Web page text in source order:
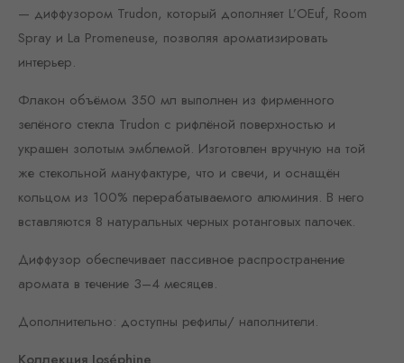
— диффузором Trudon, который дополняет L’OEuf, Room
Spray и La Promeneuse, позволяя ароматизировать
интерьер.
Флакон объёмом 350 мл выполнен из фирменного
зелёного стекла Trudon с рифлёной поверхностью и
украшен золотым эмблемой. Изготовлен вручную на той
же стекольной мануфактуре, что и свечи, и оснащён
кольцом из 100% перерабатываемого алюминия. В него
вставляются 8 натуральных черных ротанговых палочек.
Диффузор обеспечивает пассивное распространение
аромата в течение 3–4 месяцев.
Дополнительно: доступны рефилы/ наполнители.
Коллекция Joséphine